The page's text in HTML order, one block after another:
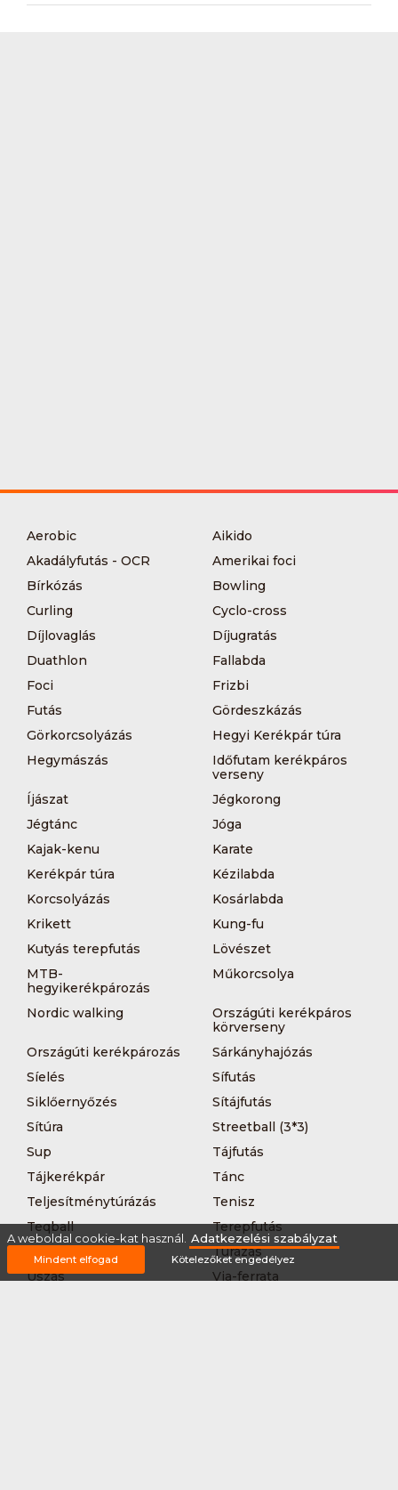
Aerobic
Aikido
Akadályfutás - OCR
Amerikai foci
Bírkózás
Bowling
Curling
Cyclo-cross
Díjlovaglás
Díjugratás
Duathlon
Fallabda
Foci
Frizbi
Futás
Gördeszkázás
Görkorcsolyázás
Hegyi Kerékpár túra
Hegymászás
Időfutam kerékpáros
verseny
Íjászat
Jégkorong
Jégtánc
Jóga
Kajak-kenu
Karate
Kerékpár túra
Kézilabda
Korcsolyázás
Kosárlabda
Krikett
Kung-fu
Kutyás terepfutás
Lövészet
MTB-
hegyikerékpározás
Műkorcsolya
Nordic walking
Országúti kerékpáros
körverseny
Országúti kerékpározás
Sárkányhajózás
Síelés
Sífutás
Siklőernyőzés
Sítájfutás
Sítúra
Streetball (3*3)
Sup
Tájfutás
Tájkerékpár
Tánc
Teljesítménytúrázás
Tenisz
Teqball
Terepfutás
Túrázás
Úszás
Via-ferrata
A weboldal cookie-kat használ. Adatkezelési szabályzat
Mindent elfogad Kötelezőket engedélyez